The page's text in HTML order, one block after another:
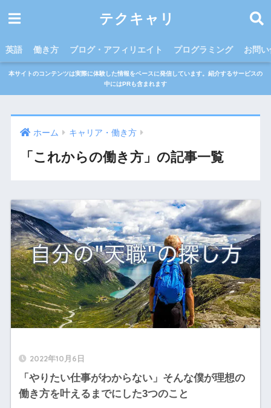
テクキャリ
英語 働き方 ブログ・アフィリエイト プログラミング お問
本サイトのコンテンツは実際に体験した情報をベースに発信しています。紹介するサービスの
中にはPRも含まれます
ホーム キャリア・働き方
「これからの働き方」の記事一覧
2022年10月6日
「やりたい仕事がわからない」そんな僕が理想の
働き方を叶えるまでにした3つのこと